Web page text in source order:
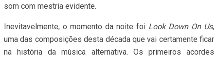
som com mestria evidente.
Inevitavelmente, o momento da noite foi Look Down On Us,
uma das composições desta década que vai certamente ficar
na história da música alternativa. Os primeiros acordes